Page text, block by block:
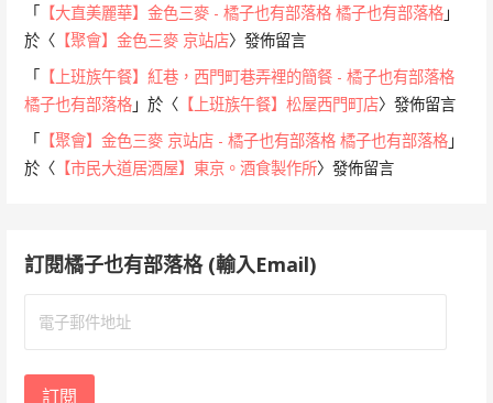
「 【大直美麗華】金色三麥 - 橘子也有部落格 橘子也有部落格 」
於〈 【聚會】金色三麥 京站店〉發佈留言
「 【上班族午餐】紅巷，西門町巷弄裡的簡餐 - 橘子也有部落格
橘子也有部落格 」於〈 【上班族午餐】松屋西門町店〉發佈留言
「 【聚會】金色三麥 京站店 - 橘子也有部落格 橘子也有部落格 」
於〈 【市民大道居酒屋】東京。酒食製作所〉發佈留言
訂閱橘子也有部落格 (輸入Email)
訂閱